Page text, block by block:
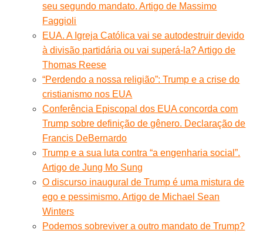
seu segundo mandato. Artigo de Massimo
Faggioli
EUA. A Igreja Católica vai se autodestruir devido
à divisão partidária ou vai superá-la? Artigo de
Thomas Reese
“Perdendo a nossa religião”: Trump e a crise do
cristianismo nos EUA
Conferência Episcopal dos EUA concorda com
Trump sobre definição de gênero. Declaração de
Francis DeBernardo
Trump e a sua luta contra “a engenharia social”.
Artigo de Jung Mo Sung
O discurso inaugural de Trump é uma mistura de
ego e pessimismo. Artigo de Michael Sean
Winters
Podemos sobreviver a outro mandato de Trump?